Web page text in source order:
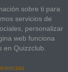
sobre ti para
servicios de
personalizar
web funciona
en Quizzclub.